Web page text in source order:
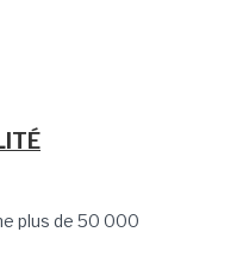
plus de 50 000